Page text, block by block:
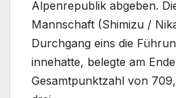
Alpenrepublik abgeben.
Mannschaft (Shimizu /
Durchgang eins die
innehatte, belegte am
Gesamtpunktzahl von